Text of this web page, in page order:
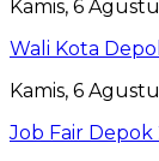
Kamis, 6
Wali Kota
Kamis, 6
Job Fair